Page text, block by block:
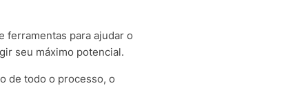
ferramentas para ajudar o
seu máximo potencial.
de todo o processo, o